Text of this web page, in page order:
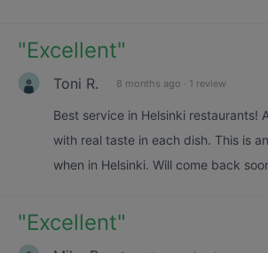
"Excellent"
Toni R. 8 months ago · 1 review
Best service in Helsinki restaurants!
with real taste in each dish. This is
when in Helsinki. Will come back
"Excellent"